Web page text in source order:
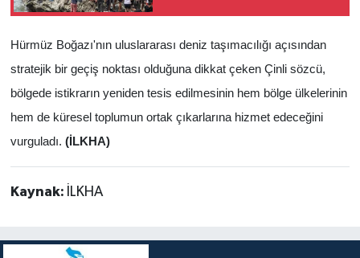
Hürmüz Boğazı'nın uluslararası deniz taşımacılığı açısından
stratejik bir geçiş noktası olduğuna dikkat çeken Çinli sözcü,
bölgede istikrarın yeniden tesis edilmesinin hem bölge ülkelerinin
hem de küresel toplumun ortak çıkarlarına hizmet edeceğini
vurguladı. (İLKHA)
Kaynak: İLKHA